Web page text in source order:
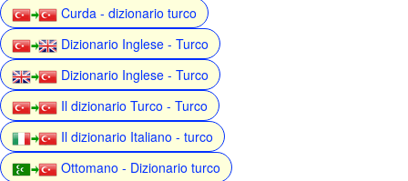
Curda - dizionario turco
Dizionario Inglese - Turco
Dizionario Inglese - Turco
Il dizionario Turco - Turco
Il dizionario Italiano - turco
Ottomano - Dizionario turco